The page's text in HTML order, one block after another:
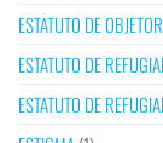
ESTATUTO DE
ESTATUTO DE
ESTATUTO DE